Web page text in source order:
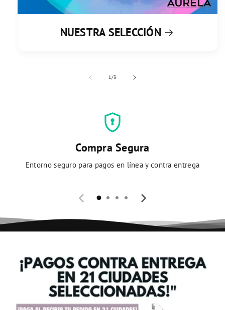
NUESTRA SELECCIÓN
1/de
3
encrypted
Compra Segura
Entorno seguro para pagos en línea y contra entrega